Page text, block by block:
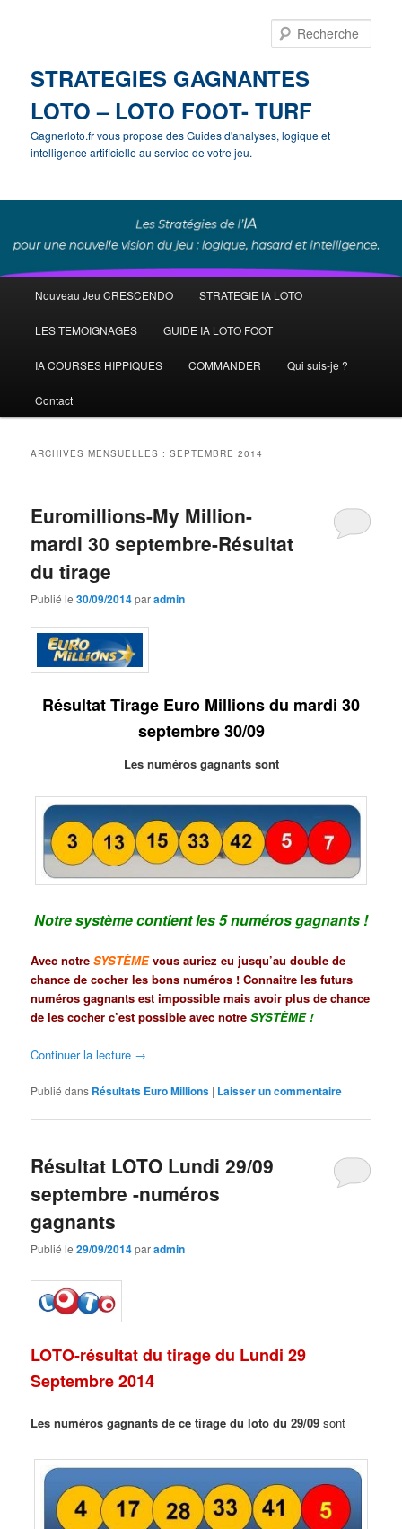
STRATEGIES GAGNANTES
LOTO – LOTO FOOT- TURF
Gagnerloto.fr vous propose des Guides d'analyses, logique et
intelligence artificielle au service de votre jeu.
principal
Aller
au
contenu
Aller
au
contenu
Nouveau Jeu CRESCENDO STRATEGIE IA LOTO
LES TEMOIGNAGES GUIDE IA LOTO FOOT
IA COURSES HIPPIQUES COMMANDER Qui suis-je ?
Contact
ARCHIVES MENSUELLES :SEPTEMBRE 2014
Euromillions-My Million-
mardi 30 septembre-Résultat
du tirage
Publié le30/09/2014paradmin
Résultat Tirage Euro Millions du mardi 30
septembre 30/09
Les numéros gagnants sont
Notre système contient les 5 numéros gagnants !
Avec notreSYSTÈMEvous auriez eu jusqu’au double de
chance de cocher les bons numéros ! Connaitre les futurs
numéros gagnants est impossible mais avoir plus de chance
de les cocher c’est possible avec notreSYSTÈME!
Continuer la lecture →
Publié dans Résultats Euro Millions | Laisser un commentaire
Résultat LOTO Lundi 29/09
septembre -numéros
gagnants
Publié le29/09/2014paradmin
LOTO-résultat du tirage du Lundi 29
Septembre 2014
Les numéros gagnants de ce tirage du loto du 29/09 sont